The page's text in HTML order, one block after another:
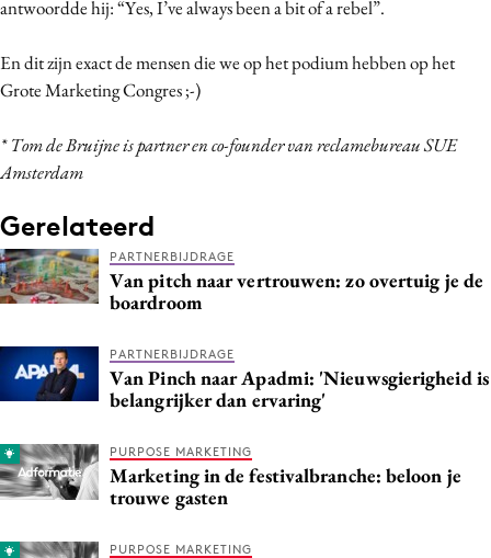
antwoordde hij: “Yes, I’ve always been a bit of a rebel”.
En dit zijn exact de mensen die we op het podium hebben op het
Grote Marketing Congres ;-)
* Tom de Bruijne is partner en co-founder van reclamebureau SUE
Amsterdam
Gerelateerd
PARTNERBIJDRAGE
Van pitch naar vertrouwen: zo overtuig je de
boardroom
PARTNERBIJDRAGE
Van Pinch naar Apadmi: 'Nieuwsgierigheid is
belangrijker dan ervaring'
PURPOSE MARKETING
Marketing in de festivalbranche: beloon je
trouwe gasten
PURPOSE MARKETING